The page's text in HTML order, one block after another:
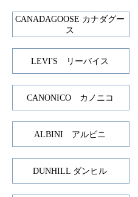
CANADAGOOSE カナダグー
ス
LEVI'S リーバイス
CANONICO カノニコ
ALBINI アルビニ
DUNHILL ダンヒル